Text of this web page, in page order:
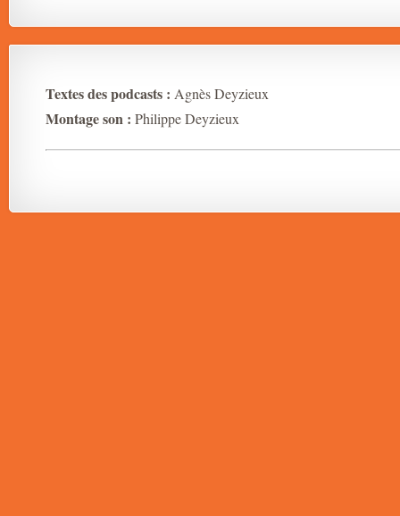
Textes des podcasts : Agnès Deyzieux
Montage son : Philippe Deyzieux